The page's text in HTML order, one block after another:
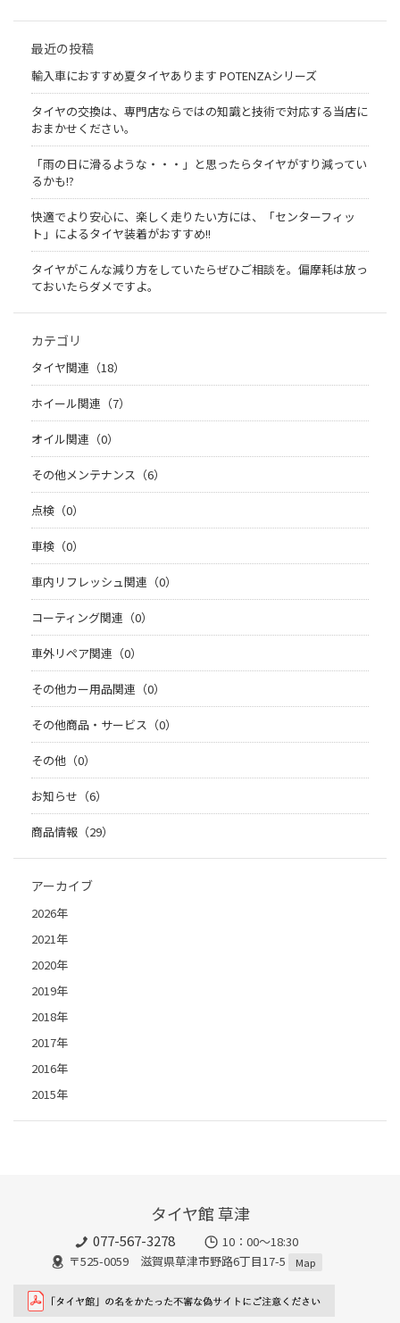
最近の投稿
輸入車におすすめ夏タイヤあります POTENZAシリーズ
タイヤの交換は、専門店ならではの知識と技術で対応する当店に
おまかせください。
「雨の日に滑るような・・・」と思ったらタイヤがすり減ってい
るかも!?
快適でより安心に、楽しく走りたい方には、「センターフィッ
ト」によるタイヤ装着がおすすめ!!
タイヤがこんな減り方をしていたらぜひご相談を。偏摩耗は放っ
ておいたらダメですよ。
カテゴリ
タイヤ関連（18）
ホイール関連（7）
オイル関連（0）
その他メンテナンス（6）
点検（0）
車検（0）
車内リフレッシュ関連（0）
コーティング関連（0）
車外リペア関連（0）
その他カー用品関連（0）
その他商品・サービス（0）
その他（0）
お知らせ（6）
商品情報（29）
アーカイブ
2026年
2021年
2020年
2019年
2018年
2017年
2016年
2015年
タイヤ館 草津
077-567-3278
10：00～18:30
〒525-0059 滋賀県草津市野路6丁目17-5
Map